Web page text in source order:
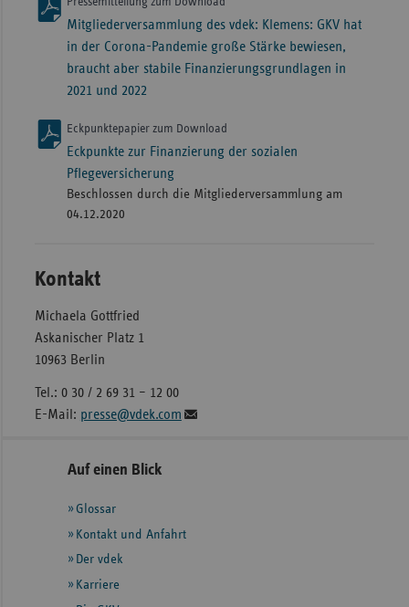
Mitgliederversammlung des vdek: Klemens: GKV hat
in der Corona-Pandemie große Stärke bewiesen,
braucht aber stabile Finanzierungsgrundlagen in
2021 und 2022
Eckpunktepapier zum Download
Eckpunkte zur Finanzierung der sozialen
Pflegeversicherung
Beschlossen durch die Mitgliederversammlung am
04.12.2020
Kontakt
Michaela Gottfried
Askanischer Platz 1
10963 Berlin
Tel.: 0 30 / 2 69 31 – 12 00
E-Mail: presse@vdek.com
Seitennavigation
Seitenleiste
weiteren
Informationen
Auf einen Blick
Glossar
Kontakt und Anfahrt
Der vdek
Karriere